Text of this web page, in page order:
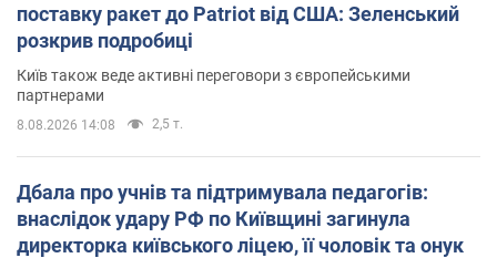
поставку ракет до Patriot від США: Зеленський
розкрив подробиці
Київ також веде активні переговори з європейськими
партнерами
8.08.2026 14:08 2,5 т.
Дбала про учнів та підтримувала педагогів:
внаслідок удару РФ по Київщині загинула
директорка київського ліцею, її чоловік та онук